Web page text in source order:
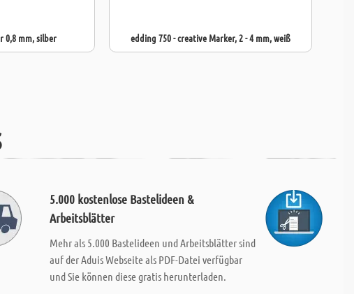
0,8 mm, silber edding 750 - creative Marker, 2 - 4 mm, weiß
5.000 kostenlose Bastelideen &
Arbeitsblätter
Mehr als 5.000 Bastelideen und Arbeitsblätter sind
auf der Aduis Webseite als PDF-Datei verfügbar
und Sie können diese gratis herunterladen.